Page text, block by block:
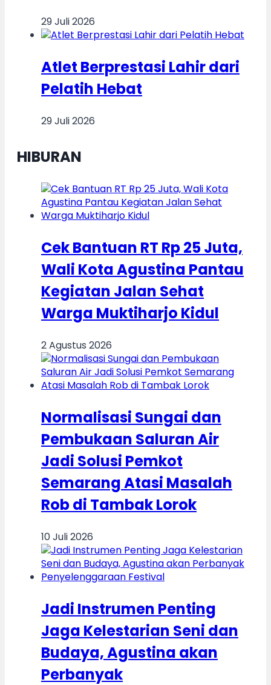
29 Juli 2026
Atlet Berprestasi Lahir dari
Pelatih Hebat
29 Juli 2026
HIBURAN
Cek Bantuan RT Rp 25 Juta,
Wali Kota Agustina Pantau
Kegiatan Jalan Sehat
Warga Muktiharjo Kidul
2 Agustus 2026
Normalisasi Sungai dan
Pembukaan Saluran Air
Jadi Solusi Pemkot
Semarang Atasi Masalah
Rob di Tambak Lorok
10 Juli 2026
Jadi Instrumen Penting
Jaga Kelestarian Seni dan
Budaya, Agustina akan
Perbanyak